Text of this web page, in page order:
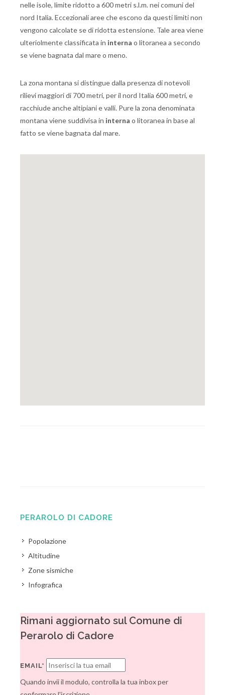
nelle isole, limite ridotto a 600 metri s.l.m. nei comuni del
nord Italia. Eccezionali aree che escono da questi limiti non
vengono calcolate se di ridotta estensione. Tale area viene
ulteriolmente classificata in interna o litoranea a secondo
se viene bagnata dal mare o meno.
La zona montana si distingue dalla presenza di notevoli
rilievi maggiori di 700 metri, per il nord Italia 600 metri, e
racchiude anche altipiani e valli. Pure la zona denominata
montana viene suddivisa in interna o litoranea in base al
fatto se viene bagnata dal mare.
PERAROLO DI CADORE
Popolazione
Altitudine
Zone sismiche
Infografica
Rimani aggiornato sul Comune di
Perarolo di Cadore
EMAIL*
Quando invii il modulo, controlla la tua inbox per